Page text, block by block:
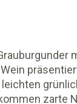
Wein
zarte